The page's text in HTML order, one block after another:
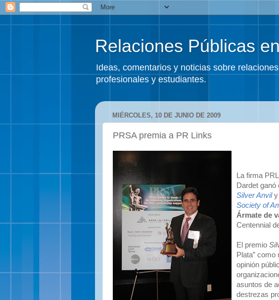
Relaciones Públicas
Ideas, comentarios y noticias sobre
profesionales y estudiantes.
MIÉRCOLES, 10 DE JUNIO DE 2009
PRSA premia a PR Links
La firma
Dardet ganó
Silver Anvily
Society of
Ármate de
Centennial
El premio
Plata”
opinión
asuntos de
destrezas